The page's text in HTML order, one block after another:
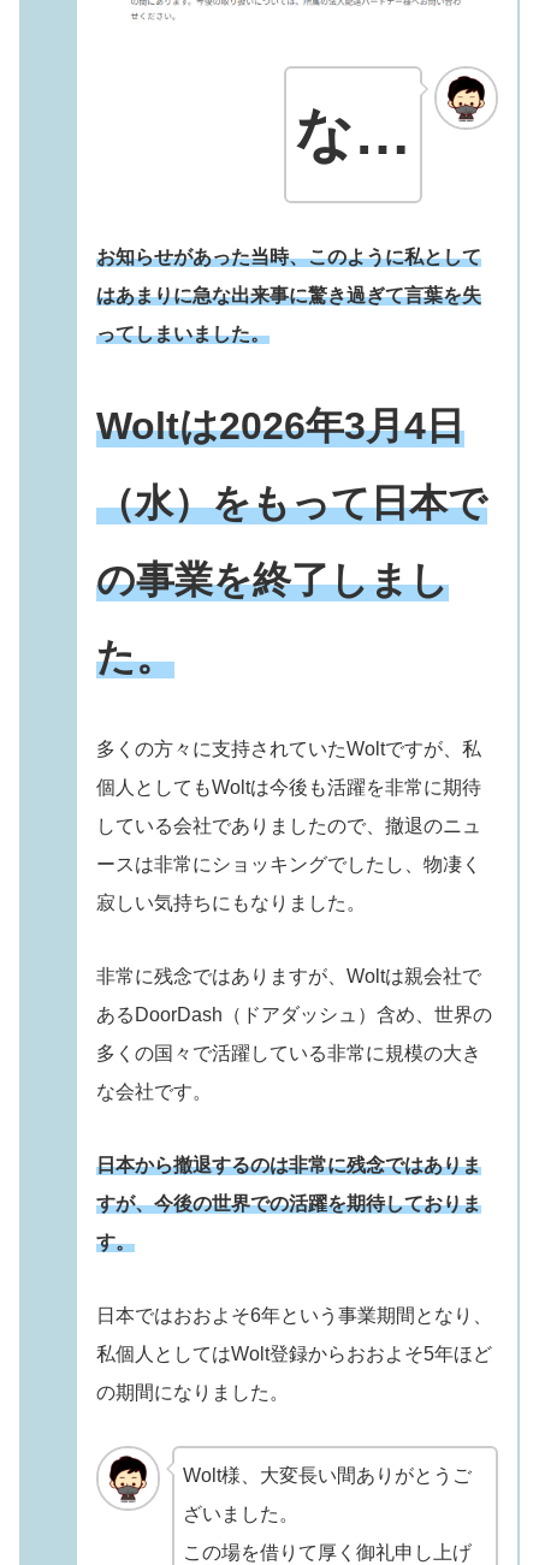
な…
お知らせがあった当時、このように私として
はあまりに急な出来事に驚き過ぎて言葉を失
ってしまいました。
Woltは2026年3月4日
（水）をもって日本で
の事業を終了しまし
た。
多くの方々に支持されていたWoltですが、私
個人としてもWoltは今後も活躍を非常に期待
している会社でありましたので、撤退のニュ
ースは非常にショッキングでしたし、物凄く
寂しい気持ちにもなりました。
非常に残念ではありますが、Woltは親会社で
あるDoorDash（ドアダッシュ）含め、世界の
多くの国々で活躍している非常に規模の大き
な会社です。
日本から撤退するのは非常に残念ではありま
すが、今後の世界での活躍を期待しておりま
す。
日本ではおおよそ6年という事業期間となり、
私個人としてはWolt登録からおおよそ5年ほど
の期間になりました。
Wolt様、大変長い間ありがとうご
ざいました。
この場を借りて厚く御礼申し上げ